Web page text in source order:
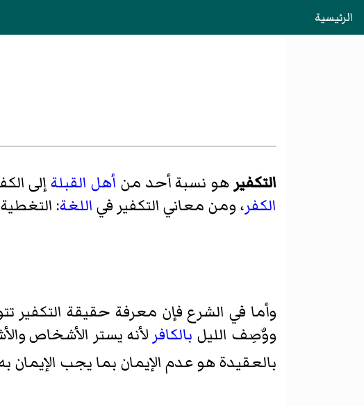
الرئيسية
التكفير هو نسبة أحد من أهل القبلةإلى
الكفر، ومن معاني التكفير في اللغة:
وأما في الشرع فإن معرفة حقيقة
ووٌصِف الليل بالكافر لأنه يستر الأشخاص
بالعقيدة هو عدم الإيمان بما يجب